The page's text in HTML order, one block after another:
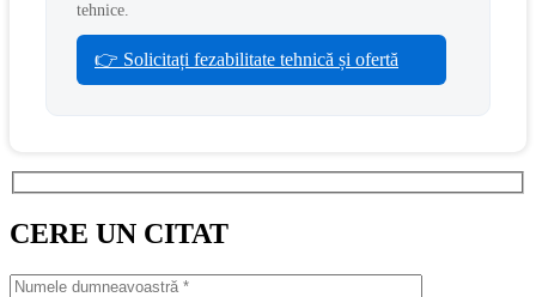
tehnice.
👉 Solicitați fezabilitate tehnică și ofertă
CERE UN CITAT